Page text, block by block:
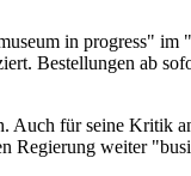
in progress"
Bestellungen ab
Auch für seine Kritik
Regierung weiter